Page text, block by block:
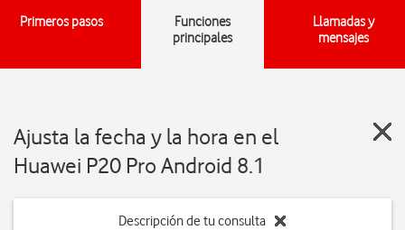
Primeros pasos
Funciones
principales
Llamadas y
mensajes
Ajusta la fecha y la hora en el
Huawei P20 Pro Android 8.1
Descripción de tu consulta